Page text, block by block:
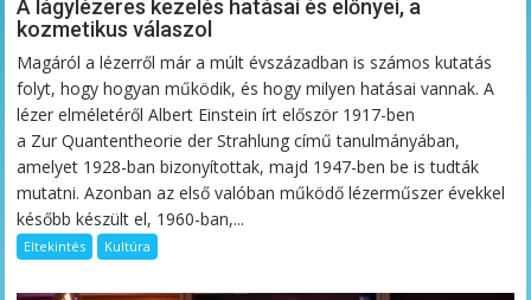
A lágylézeres kezelés hatásai és előnyei, a
kozmetikus válaszol
Magáról a lézerről már a múlt évszázadban is számos kutatás
folyt, hogy hogyan működik, és hogy milyen hatásai vannak. A
lézer elméletéről Albert Einstein írt először 1917-ben
a Zur Quantentheorie der Strahlung című tanulmányában,
amelyet 1928-ban bizonyítottak, majd 1947-ben be is tudták
mutatni. Azonban az első valóban működő lézerműszer évekkel
később készült el, 1960-ban,...
Eltekintés Kultúra